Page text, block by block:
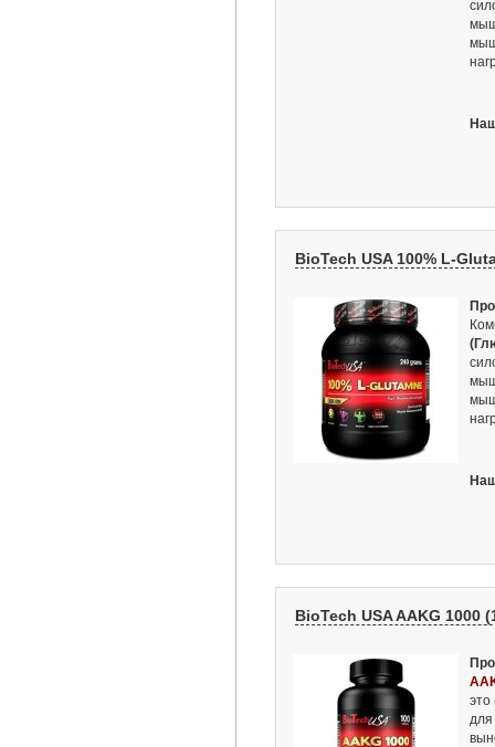
BioTech USA 100% L-
BioTech USA AAKG 1000
для